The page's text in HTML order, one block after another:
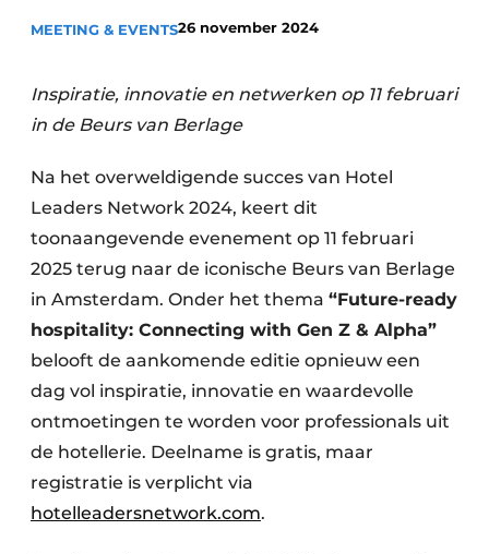
MEETING & EVENTS26 november 2024
Inspiratie, innovatie en netwerken op 11 februari
in de Beurs van Berlage
Na het overweldigende succes van Hotel
Leaders Network 2024, keert dit
toonaangevende evenement op 11 februari
2025 terug naar de iconische Beurs van Berlage
in Amsterdam. Onder het thema “Future-ready
hospitality: Connecting with Gen Z & Alpha”
belooft de aankomende editie opnieuw een
dag vol inspiratie, innovatie en waardevolle
ontmoetingen te worden voor professionals uit
de hotellerie. Deelname is gratis, maar
registratie is verplicht via
hotelleadersnetwork.com.